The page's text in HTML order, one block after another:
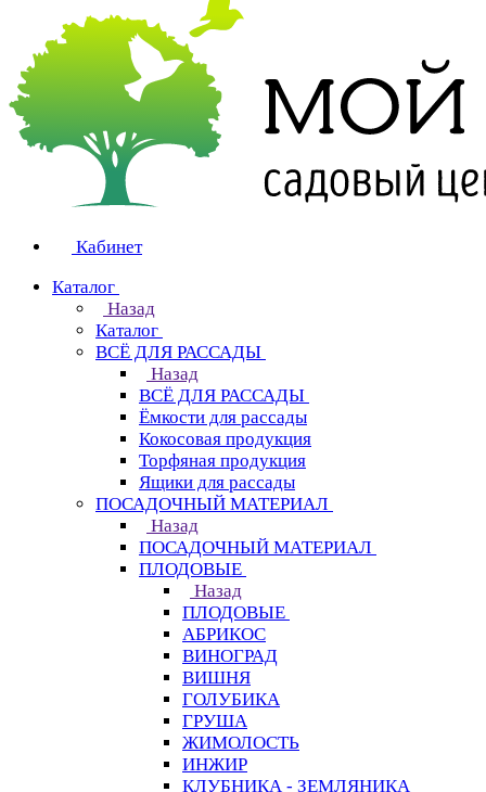
Кабинет
Каталог
Назад
Каталог
ВСЁ ДЛЯ РАССАДЫ
Назад
ВСЁ ДЛЯ РАССАДЫ
Ёмкости для рассады
Кокосовая продукция
Торфяная продукция
Ящики для рассады
ПОСАДОЧНЫЙ МАТЕРИАЛ
Назад
ПОСАДОЧНЫЙ МАТЕРИАЛ
ПЛОДОВЫЕ
Назад
ПЛОДОВЫЕ
АБРИКОС
ВИНОГРАД
ВИШНЯ
ГОЛУБИКА
ГРУША
ЖИМОЛОСТЬ
ИНЖИР
КЛУБНИКА - ЗЕМЛЯНИКА